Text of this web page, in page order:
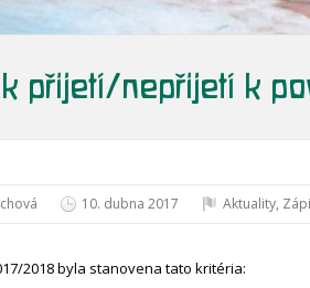
k přijetí/nepřijetí k
10. dubna 2017 Aktuality,
2018 byla stanovena tato kritéria: